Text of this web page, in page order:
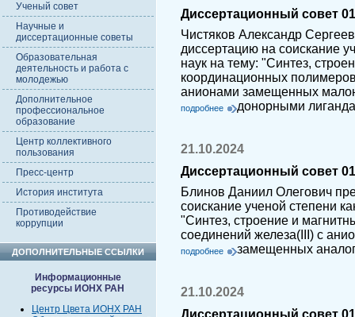
Ученый совет
Научные и
диссертационные советы
Образовательная
деятельность и работа с
молодежью
Дополнительное
профессиональное
образование
Центр коллективного
пользования
Пресс-центр
История института
Противодействие
коррупции
ДОПОЛНИТЕЛЬНЫЕ ССЫЛКИ
Информационные
ресурсы ИОНХ РАН
Центр Цвета ИОНХ РАН
Диссертационный совет
Чистяков Александр
диссертацию на соискание
наук на тему: "Синтез,
координационных
анионами замещенных
донорными
подробнее
21.10.2024
Диссертационный совет
Блинов Даниил Олегович
соискание ученой степени
"Синтез, строение и
соединений железа(III) с
замещенных
подробнее
21.10.2024
Диссертационный совет